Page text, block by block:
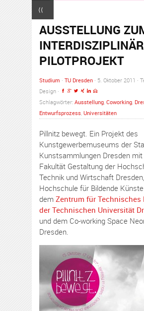
⟨⟨
AUSSTELLUNG
PILOTPROJEKT
Studium · TU Dresden · 5. Oktober 2011 ·
Design ·
Schlagwörter: Ausstellung Coworking
Entwurfsprozess Universitäten
Pillnitz bewegt. Ein Projekt des
Kunstgewerbemuseums der
Kunstsammlungen Dresden
Fakultät Gestaltung der
Technik und Wirtschaft
Hochschule für Bildende Künste
dem Zentrum für Technisches
der Technischen Universität
und dem Co-working Space
Dresden.